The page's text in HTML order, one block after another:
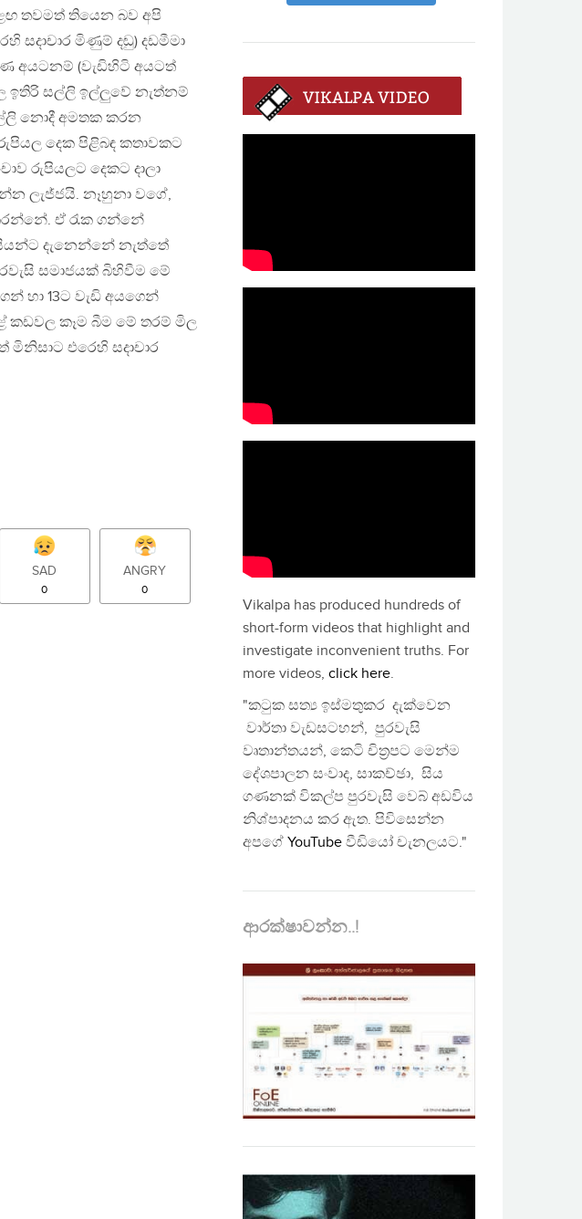
තවමත් තියෙන බව අපි
සදාචාර මිණුම් දඬු) දඩමීමා
අයටනම් (වැඩිහිටි අයටත්
ඉතිරි සල්ලි ඉල්ලුවේ නැත්නම්
නොදී අමතක කරන
දෙක පිළිබඳ කතාවකට
රුපියලට දෙකට දාලා
ලැජ්ජයි. නෑහුනා වගේ,
ඒ රැක ගන්නේ
දැනෙන්නේ නැත්තේ
සමාජයක් බිහිවීම මේ
හා 13ට වැඩි අයගෙන්
කඩවල කෑම බීම මේ තරම් මිල
එරෙහි සදාචාර
SAD
0
ANGRY
0
Vikalpa has produced hundreds of
short-form videos that highlight and
investigate inconvenient truths. For
more videos, click here.
"කටුක සත්‍ය ඉස්මතුකර දැක්වෙන
වාර්තා වැඩසටහන්, පුරවැසි
වෘතාන්තයන්, කෙටි චිත්‍රපට මෙන්ම
දේශපාලන සංවාද, සාකච්ඡා, සිය
ගණනක් විකල්ප පුරවැසි වෙබ් අඩවිය
නිශ්පාදනය කර ඇත. පිවිසෙන්න
අපගේ YouTube වීඩියෝ චැනලයට."
ආරක්ෂාවන්න..!